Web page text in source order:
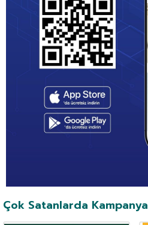
Çok Satanlarda Kampanya